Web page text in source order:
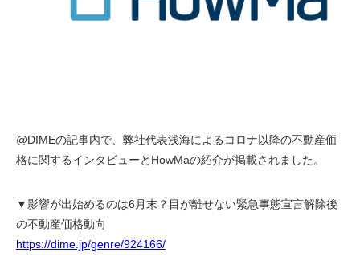
@DIMEの記事内で、弊社代表浅海によるコロナ以降の不動産価
格に関するインタビューとHowMaの紹介が掲載されました。
▼影響が出始めるのは6月末？目が離せない緊急事態宣言解除後
の不動産価格動向
https://dime.jp/genre/924166/